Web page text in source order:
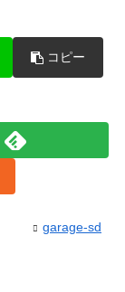
コピー
garage-sd